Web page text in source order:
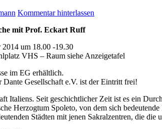
Kommentar hinterlassen
mit Prof. Eckart Ruff
um 18.00 -19.30
VHS – Raum siehe Anzeigetafel
im EG erhältlich.
Gesellschaft e.V. ist der Eintritt frei!
Italiens. Seit geschichtlicher Zeit ist es ein
Herzogtum Spoleto, von dem sich
Städten mit jenen Sakralzentren, die die